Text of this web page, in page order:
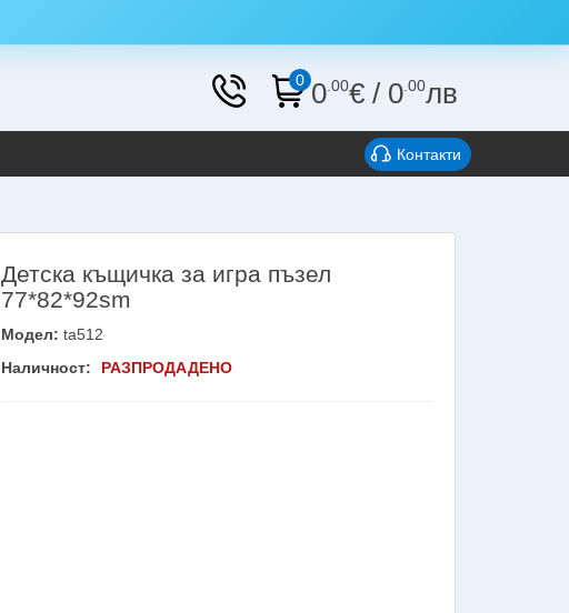
0 0.00€ / 0.00лв
Контакти
Детска къщичка за игра пъзел
77*82*92sm
Модел: ta512
Наличност:
РАЗПРОДАДЕНО